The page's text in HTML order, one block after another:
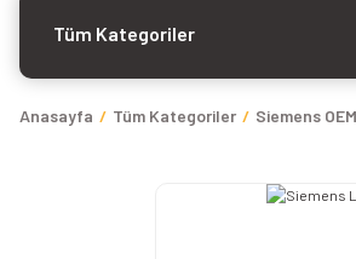
Tüm Kategoriler
Anasayfa Tüm Kategoriler Siemens